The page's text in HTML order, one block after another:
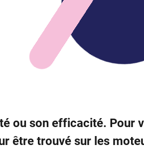
ou son efficacité. Pour
être trouvé sur les